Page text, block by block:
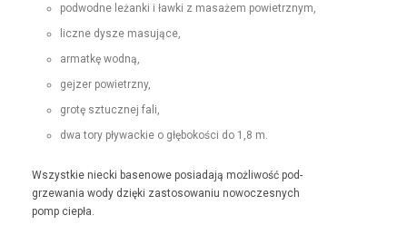
pod­wodne leżan­ki i ław­ki z masażem powietrznym,
liczne dysze masujące,
armatkę wod­ną,
gejz­er powietrzny,
grotę sztucznej fali,
dwa tory pływack­ie o głębokoś­ci do 1,8 m.
Wszys­tkie niec­ki basenowe posi­ada­ją możli­wość pod­
grze­wa­nia wody dzię­ki zas­tosowa­niu nowoczes­nych
pomp ciepła.